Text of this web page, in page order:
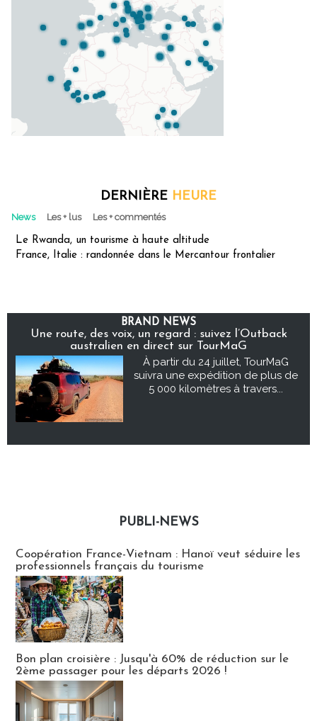
DERNIÈRE HEURE
News Les + lus Les + commentés
Le Rwanda, un tourisme à haute altitude
France, Italie : randonnée dans le Mercantour frontalier
BRAND NEWS
Une route, des voix, un regard : suivez l’Outback
australien en direct sur TourMaG
À partir du 24 juillet, TourMaG
suivra une expédition de plus de
5 000 kilomètres à travers...
PUBLI-NEWS
Coopération France-Vietnam : Hanoï veut séduire les
professionnels français du tourisme
Bon plan croisière : Jusqu'à 60% de réduction sur le
2ème passager pour les départs 2026 !